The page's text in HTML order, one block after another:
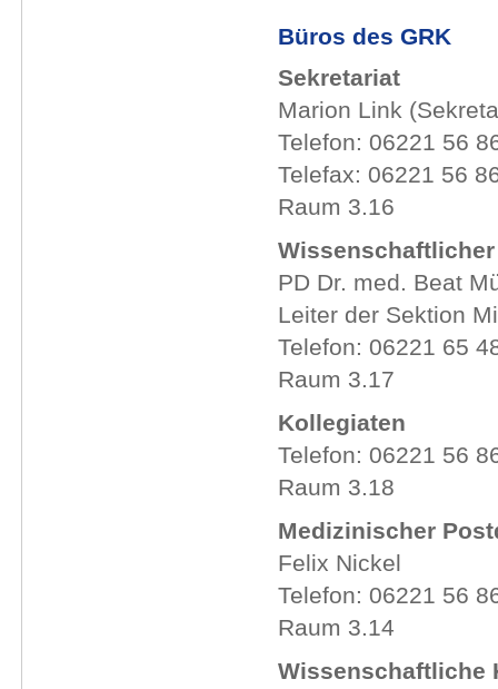
Büros des GRK
Sekretariat
Marion Link
Telefon: 06221 56
Telefax: 06221 56
Raum 3.16
PD Dr. med. Beat
Leiter der Sektion
Telefon: 06221 65
Raum 3.17
Kollegiaten
Telefon: 06221 56
Raum 3.18
Medizinischer
Felix Nickel
Telefon: 06221 56
Raum 3.14
Wissenschaftliche